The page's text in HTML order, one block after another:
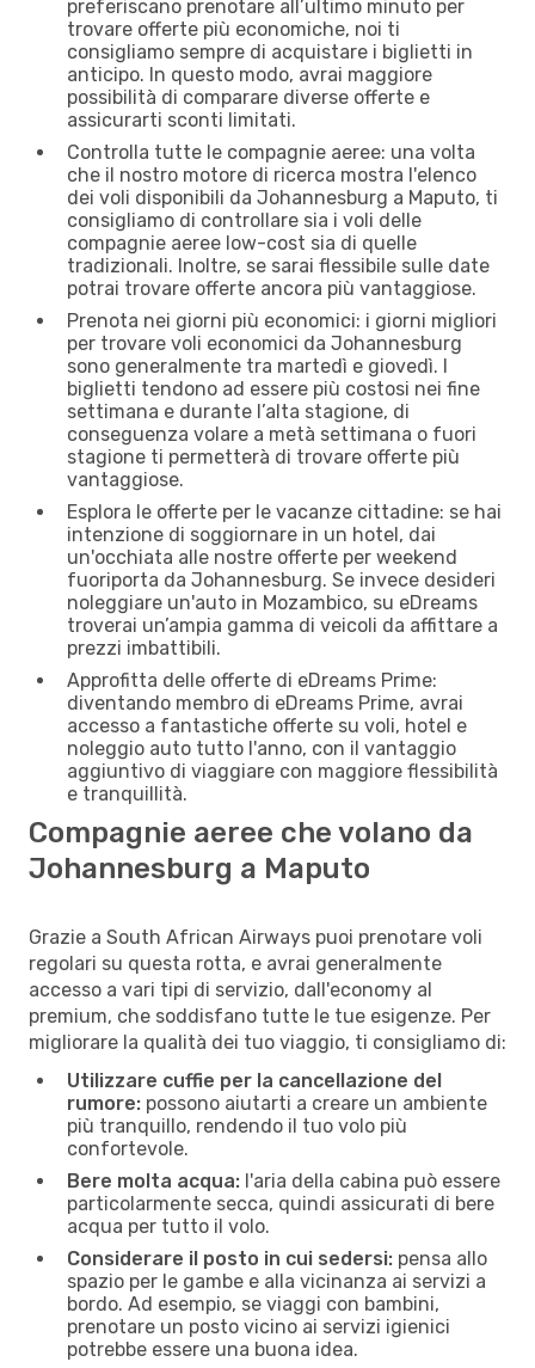
preferiscano prenotare all’ultimo minuto per
trovare offerte più economiche, noi ti
consigliamo sempre di acquistare i biglietti in
anticipo. In questo modo, avrai maggiore
possibilità di comparare diverse offerte e
assicurarti sconti limitati.
Controlla tutte le compagnie aeree: una volta
che il nostro motore di ricerca mostra l'elenco
dei voli disponibili da Johannesburg a Maputo, ti
consigliamo di controllare sia i voli delle
compagnie aeree low-cost sia di quelle
tradizionali. Inoltre, se sarai flessibile sulle date
potrai trovare offerte ancora più vantaggiose.
Prenota nei giorni più economici: i giorni migliori
per trovare voli economici da Johannesburg
sono generalmente tra martedì e giovedì. I
biglietti tendono ad essere più costosi nei fine
settimana e durante l’alta stagione, di
conseguenza volare a metà settimana o fuori
stagione ti permetterà di trovare offerte più
vantaggiose.
Esplora le offerte per le vacanze cittadine: se hai
intenzione di soggiornare in un hotel, dai
un'occhiata alle nostre offerte per weekend
fuoriporta da Johannesburg. Se invece desideri
noleggiare un'auto in Mozambico, su eDreams
troverai un’ampia gamma di veicoli da affittare a
prezzi imbattibili.
Approfitta delle offerte di eDreams Prime:
diventando membro di eDreams Prime, avrai
accesso a fantastiche offerte su voli, hotel e
noleggio auto tutto l'anno, con il vantaggio
aggiuntivo di viaggiare con maggiore flessibilità
e tranquillità.
Compagnie aeree che volano da
Johannesburg a Maputo
Grazie a South African Airways puoi prenotare voli
regolari su questa rotta, e avrai generalmente
accesso a vari tipi di servizio, dall'economy al
premium, che soddisfano tutte le tue esigenze. Per
migliorare la qualità dei tuo viaggio, ti consigliamo di:
Utilizzare cuffie per la cancellazione del
rumore: possono aiutarti a creare un ambiente
più tranquillo, rendendo il tuo volo più
confortevole.
Bere molta acqua: l'aria della cabina può essere
particolarmente secca, quindi assicurati di bere
acqua per tutto il volo.
Considerare il posto in cui sedersi: pensa allo
spazio per le gambe e alla vicinanza ai servizi a
bordo. Ad esempio, se viaggi con bambini,
prenotare un posto vicino ai servizi igienici
potrebbe essere una buona idea.